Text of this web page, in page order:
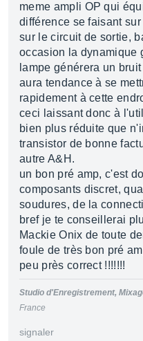
meme ampli OP qui
différence se faisant
sur le circuit de sortie,
occasion la dynamique
lampe générera un
aura tendance à se
rapidement à cette
ceci laissant donc à
bien plus réduite que
transistor de bonne
autre A&H.
un bon pré amp, c'est
composants discret,
soudures, de la
bref je te conseillerai
Mackie Onix de toute
foule de très bon pré
peu près correct !!!!!!!
Studio d'Enregistrement,
France
signaler